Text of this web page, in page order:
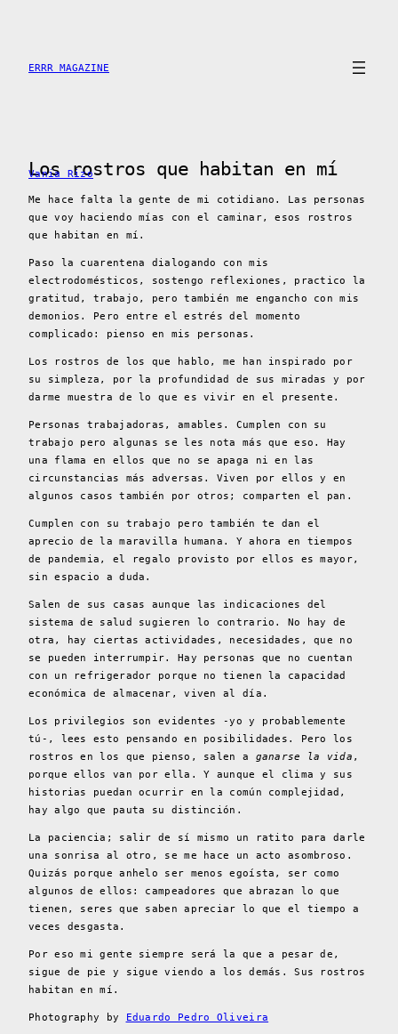
content
ERRR MAGAZINE
Los rostros que habitan en mí
Vania Rizo
Me hace falta la gente de mi cotidiano. Las personas
que voy haciendo mías con el caminar, esos rostros
que habitan en mí.
Paso la cuarentena dialogando con mis
electrodomésticos, sostengo reflexiones, practico la
gratitud, trabajo, pero también me engancho con mis
demonios. Pero entre el estrés del momento
complicado: pienso en mis personas.
Los rostros de los que hablo, me han inspirado por
su simpleza, por la profundidad de sus miradas y por
darme muestra de lo que es vivir en el presente.
Personas trabajadoras, amables. Cumplen con su
trabajo pero algunas se les nota más que eso. Hay
una flama en ellos que no se apaga ni en las
circunstancias más adversas. Viven por ellos y en
algunos casos también por otros; comparten el pan.
Cumplen con su trabajo pero también te dan el
aprecio de la maravilla humana. Y ahora en tiempos
de pandemia, el regalo provisto por ellos es mayor,
sin espacio a duda.
Salen de sus casas aunque las indicaciones del
sistema de salud sugieren lo contrario. No hay de
otra, hay ciertas actividades, necesidades, que no
se pueden interrumpir. Hay personas que no cuentan
con un refrigerador porque no tienen la capacidad
económica de almacenar, viven al día.
Los privilegios son evidentes -yo y probablemente
tú-, lees esto pensando en posibilidades. Pero los
rostros en los que pienso, salen a ganarse la vida ,
porque ellos van por ella. Y aunque el clima y sus
historias puedan ocurrir en la común complejidad,
hay algo que pauta su distinción.
La paciencia; salir de sí mismo un ratito para darle
una sonrisa al otro, se me hace un acto asombroso.
Quizás porque anhelo ser menos egoísta, ser como
algunos de ellos: campeadores que abrazan lo que
tienen, seres que saben apreciar lo que el tiempo a
veces desgasta.
Por eso mi gente siempre será la que a pesar de,
sigue de pie y sigue viendo a los demás. Sus rostros
habitan en mí.
Photography by Eduardo Pedro Oliveira